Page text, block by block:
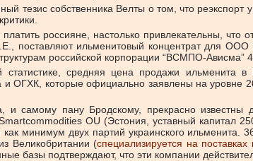
тезис собственника Велты о том, что
россияне, настолько привлекательны,
поставляют ильменитовый концентрат для
российской корпорации “ВСМПО-Ависма”
статистике, средняя цена продажи
и ОГХК, которые официально заявлены на уровне
и самому пану Бродскому, прекрасно
OU (Эстония, уставный капитал
как минимум двух партий украинского
из Великобритании (специализируется на
базы подтверждают, что эти компании